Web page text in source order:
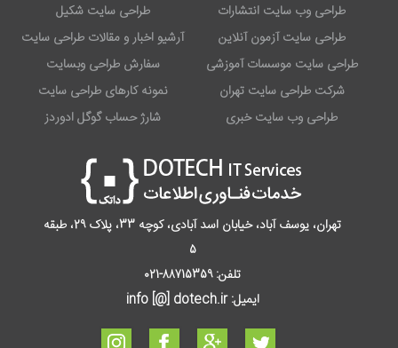
طراحی وب سایت انتشارات
طراحی سایت آزمون آنلاین
طراحی سایت موسسات آموزشی
شرکت طراحی سایت تهران
طراحی وب سایت خبری
طراحی سایت شکیل
آرشیو اخبار و مقالات طراحی سایت
سفارش طراحی وبسایت
نمونه کارهای طراحی سایت
شارژ حساب گوگل ادوردز
تهران، یوسف آباد، خیابان اسد آبادی، کوچه 33، پلاک 29، طبقه
5
تلفن:88715359-021
ایمیل: info [@] dotech.ir